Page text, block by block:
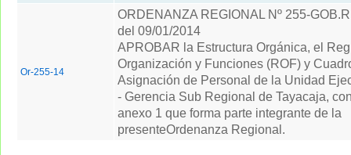
Or-255-14
ORDENANZA REGIONAL Nº 255-
del 09/01/2014
APROBAR la Estructura Orgánica, el
Organización y Funciones (ROF) y
Asignación de Personal de la Unidad
- Gerencia Sub Regional de Tayacaja,
anexo 1 que forma parte integrante de la
presenteOrdenanza Regional.